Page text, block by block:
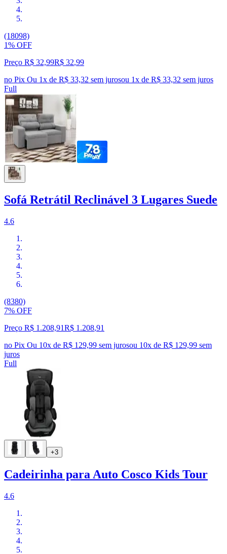
(18098)
1% OFF
Preço R$ 32,99R$ 32,99
no Pix Ou 1x de R$ 33,32 sem jurosou 1x de R$ 33,32 sem juros
Full
Sofá Retrátil Reclinável 3 Lugares Suede
4.6
(8380)
7% OFF
Preço R$ 1.208,91R$ 1.208,91
no Pix Ou 10x de R$ 129,99 sem jurosou 10x de R$ 129,99 sem
juros
Full
+3
Cadeirinha para Auto Cosco Kids Tour
4.6